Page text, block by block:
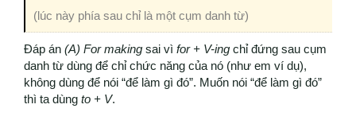
(lúc này phía sau chỉ là một cụm danh từ)
Đáp án (A) For making sai vì for + V-ing chỉ đứng sau cụm
danh từ dùng để chỉ chức năng của nó (như em ví dụ),
không dùng để nói “để làm gì đó”. Muốn nói “để làm gì đó”
thì ta dùng to + V.